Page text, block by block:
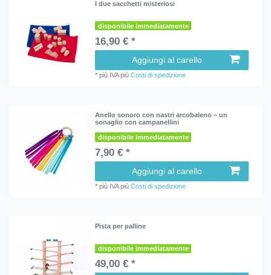
I due sacchetti misteriosi
disponibile immediatamente
16,90 € *
Aggiungi al carello
*più IVApiùCosti di spedizione
Anello sonoro con nastri arcobaleno – un
sonaglio con campanellini
disponibile immediatamente
7,90 € *
Aggiungi al carello
*più IVApiùCosti di spedizione
Pista per palline
disponibile immediatamente
49,00 € *